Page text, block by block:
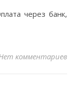
через банк,
комментариев